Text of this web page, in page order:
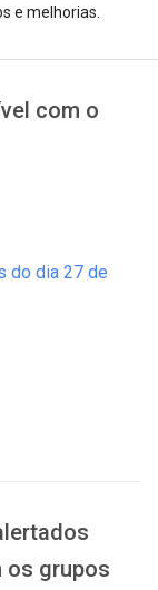
e melhorias.
com o
do dia 27 de
os grupos